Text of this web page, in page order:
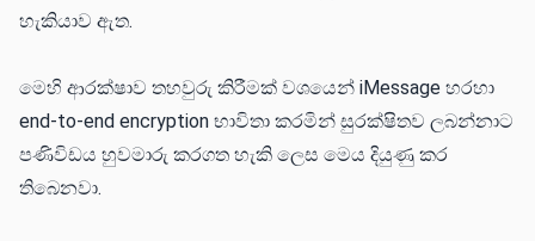
හැකියාව ඇත.
මෙහි ආරක්ෂාව තහවුරු කිරීමක් වශයෙන් iMessage හරහා
end-to-end encryption භාවිතා කරමින් සුරක්ෂිතව ලබන්නාට
පණිවිඩය හුවමාරු කරගත හැකි ලෙස මෙය දියුණු කර
තිබෙනවා.